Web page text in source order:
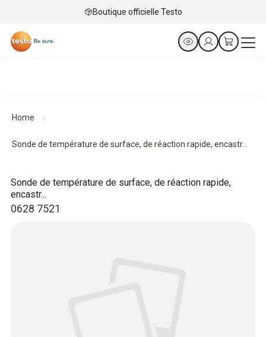
Boutique officielle Testo
Home
Sonde de température de surface, de réaction rapide, encastr...
0628 7521
Sonde de température de surface, de réaction rapide,
encastr...